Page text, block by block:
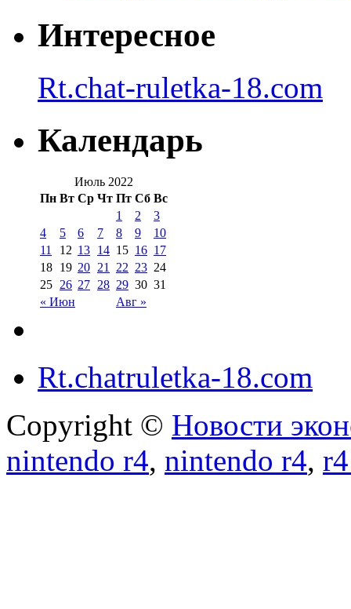
Интересное
Rt.chat-ruletka-18.com
Календарь
Июль 2022
Пн Вт Ср Чт Пт Сб Вс
« Июн Авг »
1 2
3
4
5 6 7 8 9
10
11
12 13 14 15 16 17
18 19 20 21 22 23 24
25 26 27 28 29 30 31
Rt.chatruletka-18.com
Copyright © Новости
nintendo r4, nintendo r4,